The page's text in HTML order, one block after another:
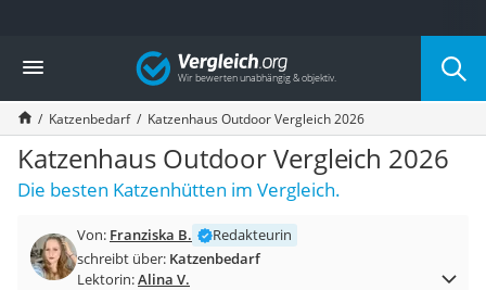
Die beliebtesten Vergleiche nach Kategorie
Drogerie
Inhalator
Haarschneider
Rollator
Braun Rasierer
Katzenklappe (Chip)
Masturbator
Massagepistole
Vergleich
Katzenbedarf Katzenhaus Outdoor Vergleich 2026
Katzenhaus Outdoor Vergleich 2026
Die besten Katzenhütten im Vergleich.
Von: Franziska B.
Redakteurin
schreibt über: Katzenbedarf
Lektorin:Alina V.